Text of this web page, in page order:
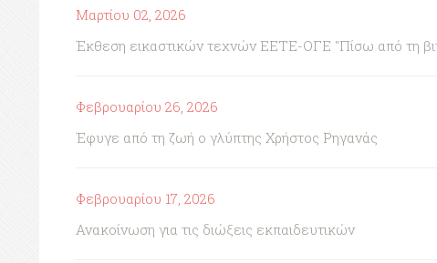
Μαρτίου 02, 2026
Έκθεση εικαστικών τεχνών ΕΕΤΕ-ΟΓΕ "Πίσω από τη
Φεβρουαρίου 26, 2026
Έφυγε από τη ζωή ο γλύπτης Χρήστος Ρηγανάς
Φεβρουαρίου 17, 2026
Ανακοίνωση για τις διώξεις εκπαιδευτικών